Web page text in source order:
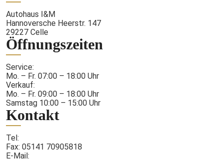
Autohaus I&M
Hannoversche Heerstr. 147
29227 Celle
Öffnungszeiten
Service:
Mo. – Fr. 07:00 – 18:00 Uhr
Verkauf:
Mo. – Fr. 09:00 – 18:00 Uhr
Samstag 10:00 – 15:00 Uhr
Kontakt
Tel:
Fax: 05141 70905818
E-Mail: